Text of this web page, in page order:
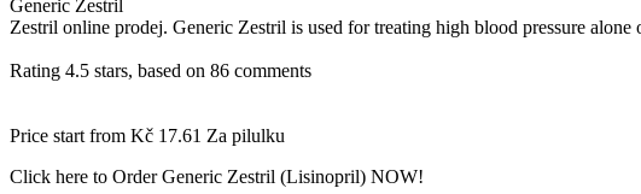
Generic Zestril
Zestril online prodej. Generic Zestril is used for treating high blood pressure
Rating 4.5 stars, based on 86 comments
Price start from Kč 17.61 Za pilulku
Click here to Order Generic Zestril (Lisinopril) NOW!